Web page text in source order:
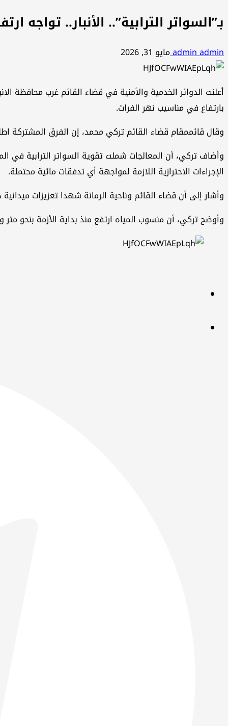
بـ”السواتر الترابية”.. الأنبار.. تواجه
admin adminمايو 31, 2026
أعلنت الدوائر الخدمية والأمنية في قضاء القائم غرب محافظة
بارتفاع في مناسيب نهر الفرات.
وقال قائممقام قضاء القائم تركي محمد، إن الفرق
وأضاف تركي، أن المعالجات شملت تقوية السواتر الترابية في
الإجراءات الاحترازية اللازمة لمواجهة أي تدفقات مائية محتملة.
وأشار إلى أن قضاء القائم وناحية الرمانة شهدا تعزيزات
وأوضح تركي، أن منسوب المياه ارتفع منذ بداية الأزمة بنحو